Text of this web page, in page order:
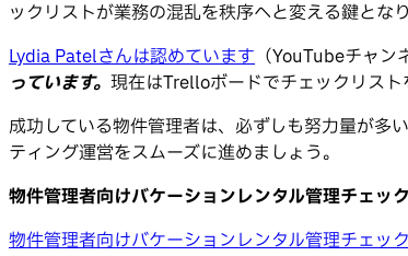
ックリストが業務の混乱を秩序へと変える鍵となり
Lydia Patelさんは認めています （YouTubeチャン
っています。 現在はTrelloボードでチェックリスト
成功している物件管理者は、必ずしも努力量が多
ティング運営をスムーズに進めましょう。
物件管理者向けバケーションレンタル管理チェッ
物件管理者向けバケーションレンタル管理チェッ